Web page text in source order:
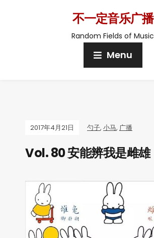
不一定音乐广播
Random Fields of Music
Menu
2017年4月21日 勺子, 小马, 广播
Vol. 80 安能辨我是雌雄